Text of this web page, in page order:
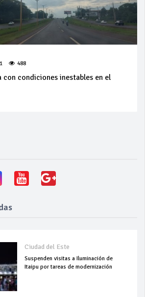
488
con condiciones inestables en el
Ciudad del Este
Suspenden visitas a Iluminación de
Itaipu por tareas de modernización